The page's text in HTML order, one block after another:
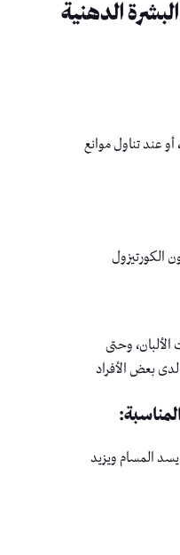
الدهنية
أو عند تناول موانع
الكورتيزول
الألبان، وحتى
لدى بعض الأفراد
يسد المسام ويزيد